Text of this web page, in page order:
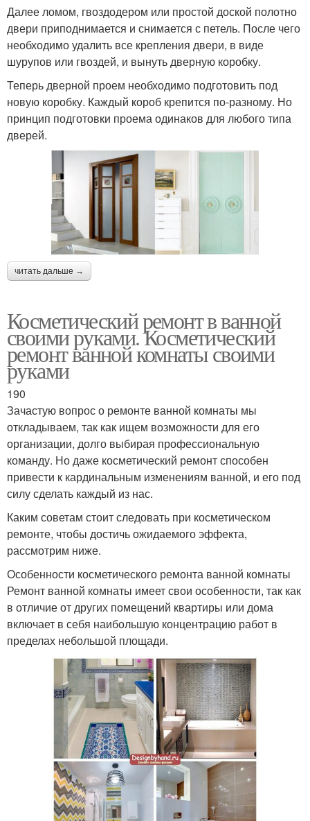
Далее ломом, гвоздодером или простой доской полотно
двери приподнимается и снимается с петель. После чего
необходимо удалить все крепления двери, в виде
шурупов или гвоздей, и вынуть дверную коробку.
Теперь дверной проем необходимо подготовить под
новую коробку. Каждый короб крепится по-разному. Но
принцип подготовки проема одинаков для любого типа
дверей.
читать дальше →
Косметический ремонт в ванной
своими руками. Косметический
ремонт ванной комнаты своими
руками
190
Зачастую вопрос о ремонте ванной комнаты мы
откладываем, так как ищем возможности для его
организации, долго выбирая профессиональную
команду. Но даже косметический ремонт способен
привести к кардинальным изменениям ванной, и его под
силу сделать каждый из нас.
Каким советам стоит следовать при косметическом
ремонте, чтобы достичь ожидаемого эффекта,
рассмотрим ниже.
Особенности косметического ремонта ванной комнаты
Ремонт ванной комнаты имеет свои особенности, так как
в отличие от других помещений квартиры или дома
включает в себя наибольшую концентрацию работ в
пределах небольшой площади.